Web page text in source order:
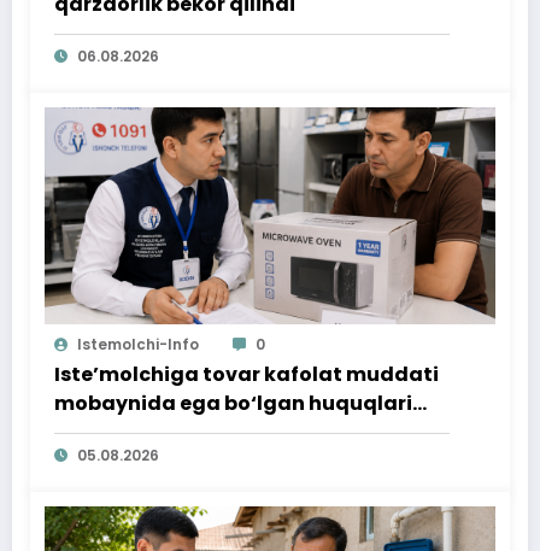
06.08.2026
Istemolchi-Info 0
Iste’molchiga tovar kafolat muddati
mobaynida ega bo‘lgan huquqlari
ta’minlab berildi
05.08.2026